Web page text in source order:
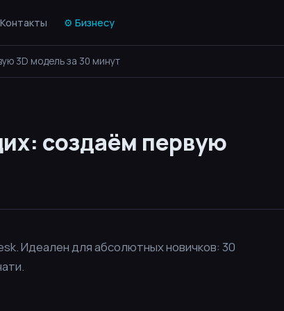
Контакты ⚙ Бизнесу
3D модель за 30 минут
создаём первую
Идеален для абсолютных новичков: 30